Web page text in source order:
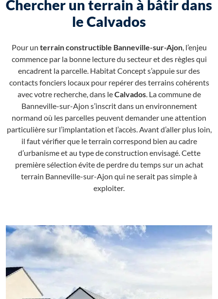
Chercher un terrain à bâtir dans
le Calvados
Pour un terrain constructible Banneville-sur-Ajon, l’enjeu
commence par la bonne lecture du secteur et des règles qui
encadrent la parcelle. Habitat Concept s’appuie sur des
contacts fonciers locaux pour repérer des terrains cohérents
avec votre recherche, dans leCalvados. La commune de
Banneville-sur-Ajon s’inscrit dans un environnement
normand où les parcelles peuvent demander une attention
particulière sur l’implantation et l’accès. Avant d’aller plus loin,
il faut vérifier que le terrain correspond bien au cadre
d’urbanisme et au type de construction envisagé. Cette
première sélection évite de perdre du temps sur un achat
terrain Banneville-sur-Ajon qui ne serait pas simple à
exploiter.